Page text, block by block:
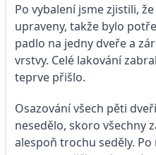
Po vybalení jsme zjistili,
upraveny, takže bylo
padlo na jedny dveře a
vrstvy. Celé lakování
teprve přišlo.
Osazování všech pěti
nesedělo, skoro všechny
alespoň trochu seděly.